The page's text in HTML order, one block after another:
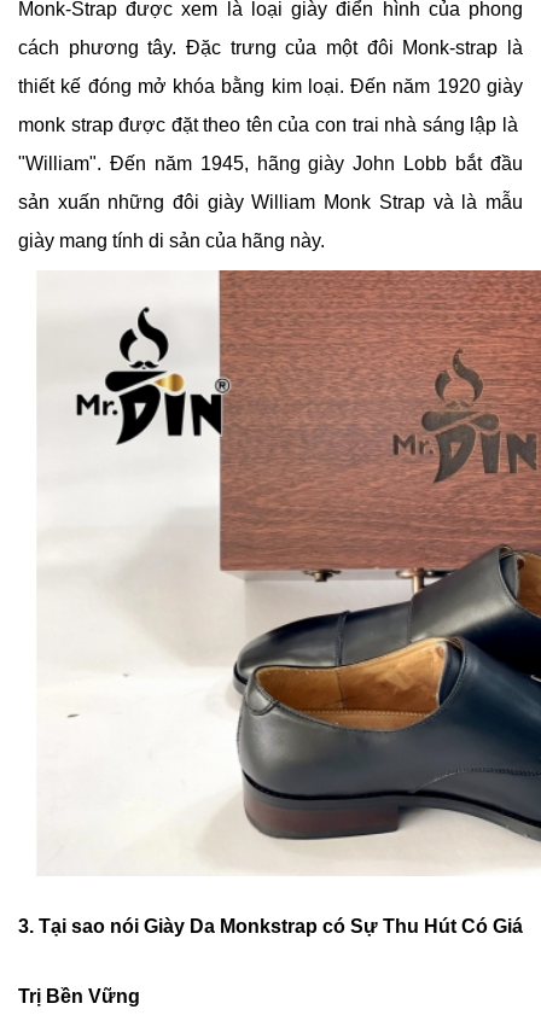
Monk-Strap được xem là loại giày điển hình của phong
cách phương tây. Đặc trưng của một đôi Monk-strap là
thiết kế đóng mở khóa bằng kim loại. Đến năm 1920 giày
monk strap được đặt theo tên của con trai nhà sáng lập là
"William". Đến năm 1945, hãng giày John Lobb bắt đầu
sản xuấn những đôi giày William Monk Strap và là mẫu
giày mang tính di sản của hãng này.
3. Tại sao nói Giày Da Monkstrap có Sự Thu Hút Có Giá
Trị Bền Vững